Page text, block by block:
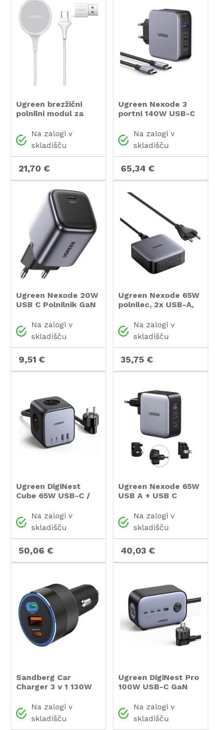
Ugreen brezžični
polnilni modul za
Na zalogi v
skladišču
21,70 €
Ugreen Nexode 3
portni 140W USB-C
in priloženim USB-C
240w polnilnim
kablom
Na zalogi v
skladišču
65,34 €
Ugreen Nexode 20W
USB C Polnilnik GaN
Na zalogi v
skladišču
9,51 €
Ugreen Nexode 65W
polnilec, 2x USB-A,
Na zalogi v
skladišču
35,75 €
Ugreen DigiNest
Cube 65W USB-C /
Na zalogi v
skladišču
50,06 €
Ugreen Nexode 65W
USB A + USB C
GaN II PD 3.0
Na zalogi v
skladišču
40,03 €
Sandberg Car
Charger 3 v 1 130W
avtomobilski
polnilnik
Na zalogi v
skladišču
Ugreen DigiNest Pro
100W USB-C GaN
Na zalogi v
skladišču